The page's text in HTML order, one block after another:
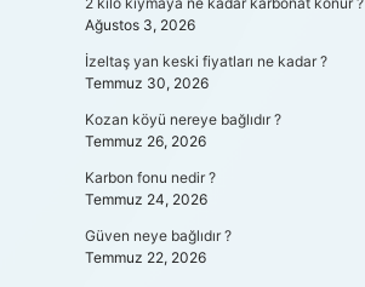
Ağustos 3, 2026
İzeltaş yan keski fiyatları ne kadar ?
Temmuz 30, 2026
Kozan köyü nereye bağlıdır ?
Temmuz 26, 2026
Karbon fonu nedir ?
Temmuz 24, 2026
Güven neye bağlıdır ?
Temmuz 22, 2026